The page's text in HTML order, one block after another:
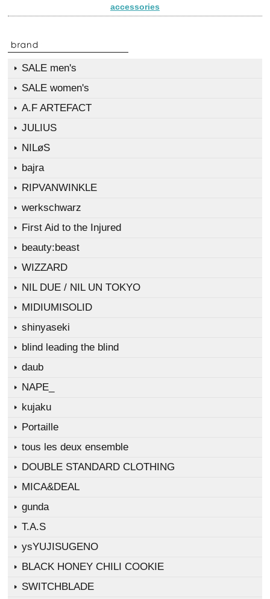
accessories
SALE men's
SALE women's
A.F ARTEFACT
JULIUS
NILøS
bajra
RIPVANWINKLE
werkschwarz
First Aid to the Injured
beauty:beast
WIZZARD
NIL DUE / NIL UN TOKYO
MIDIUMISOLID
shinyaseki
blind leading the blind
daub
NAPE_
kujaku
Portaille
tous les deux ensemble
DOUBLE STANDARD CLOTHING
MICA&DEAL
gunda
T.A.S
ysYUJISUGENO
BLACK HONEY CHILI COOKIE
SWITCHBLADE